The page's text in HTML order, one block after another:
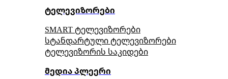
ტელევიზორები
SMART ტელევიზორები
სტანდარტული ტელევიზორები
ტელევიზორის საკიდები
მედია პლეერი